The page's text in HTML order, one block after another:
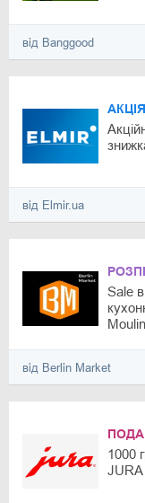
від Banggood
АКЦІЯ
від Elmir.ua
Sale
від Berlin Market
1000
JURA